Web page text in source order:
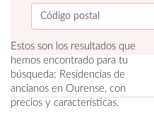
Estos son los resultados que
hemos encontrado para tu
búsqueda: Residencias de
ancianos en Ourense, con
precios y características.